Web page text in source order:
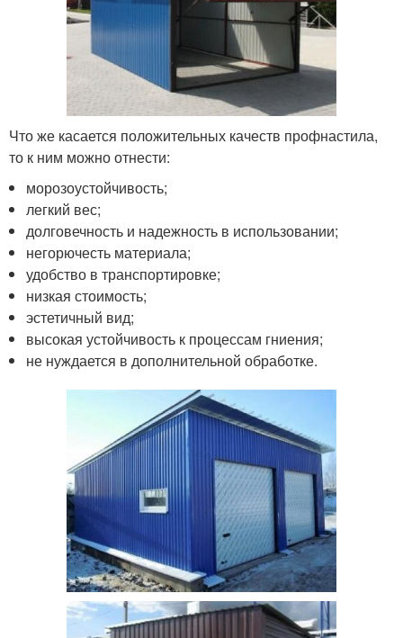
Что же касается положительных качеств профнастила,
то к ним можно отнести:
морозоустойчивость;
легкий вес;
долговечность и надежность в использовании;
негорючесть материала;
удобство в транспортировке;
низкая стоимость;
эстетичный вид;
высокая устойчивость к процессам гниения;
не нуждается в дополнительной обработке.